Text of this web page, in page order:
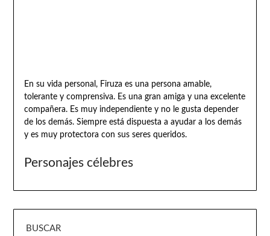
En su vida personal, Firuza es una persona amable,
tolerante y comprensiva. Es una gran amiga y una excelente
compañera. Es muy independiente y no le gusta depender
de los demás. Siempre está dispuesta a ayudar a los demás
y es muy protectora con sus seres queridos.
Personajes célebres
BUSCAR